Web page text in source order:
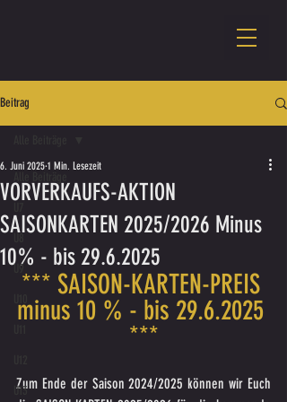
Beitrag
U9
U13
VORVERKAUFS-AKTION
SAISONKARTEN 2025/2026 Minus
10% - bis 29.6.2025
6. Juni 2025 1 Min. Lesezeit
*** SAISON-KARTEN-PREIS
minus 10 % - bis 29.6.2025
***
Zum Ende der Saison 2024/2025 können wir Euch